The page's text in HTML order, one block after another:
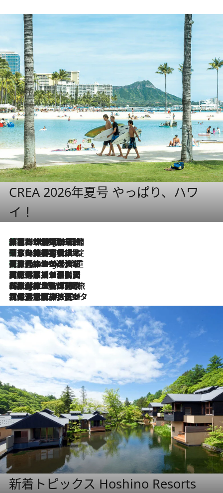
CREA 2026年夏号 やっぱり、ハワ
イ！
1 Hour Ago
「荷物が増えるほど旅ストレスは増す」美容ジャーナリストがたどり着いた最終結論。“化粧品を劇的に減らす”感動の凝縮美容とは
1 Hour Ago
「旅先には金髪ウィッグを持参」日本と同じメイクでは損してる!? 美容ジャーナリストが提案する“掟破りの旅美容”とは
1 Hour Ago
【厳選旅コスメ】「身軽さ＆UV対策重視！」ヘアアーティストshucoが選んだ夏旅ベストコスメを発表【Mサイズジップ】
2026.8.5
【厳選旅コスメ】国内をあちこち移動する河井菜摘が選んだ夏旅ベストコスメ発表！「リラックスアイテムはマスト」【Mサイズジップ】
2026.8.4
【厳選旅コスメ】「紫外線＆乾燥対策しながらメイク感も！」ヘア＆メイクGeorgeが選んだ夏旅ベストコスメを発表！【Mサイズジップ】
2026.8.3
【厳選旅コスメ】「保湿もタイパ重視！」“サウナ好き”タレント清水みさとが愛用する夏旅ベストコスメを発表！【Mサイズジップ】
新着トピックス Hoshino Resorts